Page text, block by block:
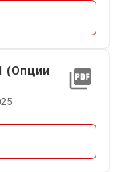
(Опции
picture_as_pdf